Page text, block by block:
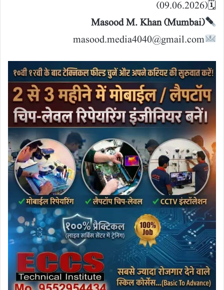
🗓 (09.06.2026)
Masood M. Khan (Mumbai)
masood.media4040@gmail.com